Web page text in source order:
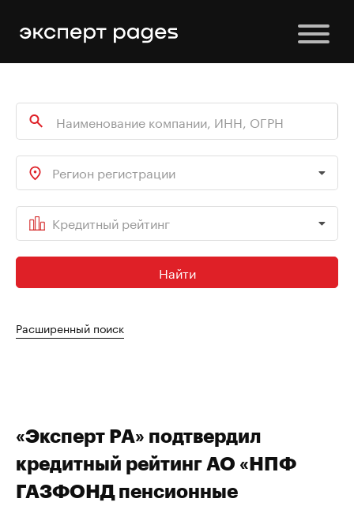
Регион регистрации
Кредитный рейтинг
Найти
Расширенный поиск
«Эксперт РА» подтвердил
кредитный рейтинг АО «НПФ
ГАЗФОНД пенсионные